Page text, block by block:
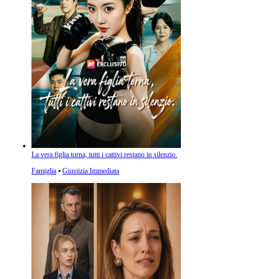
La vera figlia torna, tutti i cattivi restano in silenzio.
Famiglia ⦁ Giustizia Immediata